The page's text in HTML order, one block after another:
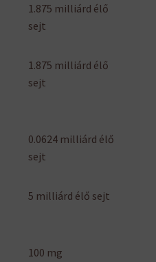
1.875 milliárd élő
sejt
1.875 milliárd élő
sejt
0.0624 milliárd élő
sejt
5 milliárd élő sejt
100 mg